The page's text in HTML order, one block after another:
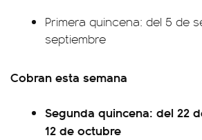
Primera quincena: del 5 de
septiembre
Cobran esta semana
Segunda quincena: del 22
12 de octubre